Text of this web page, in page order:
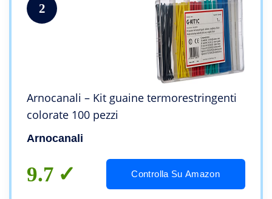
2
Arnocanali – Kit guaine termorestringenti
colorate 100 pezzi
Arnocanali
9.7 Controlla Su Amazon